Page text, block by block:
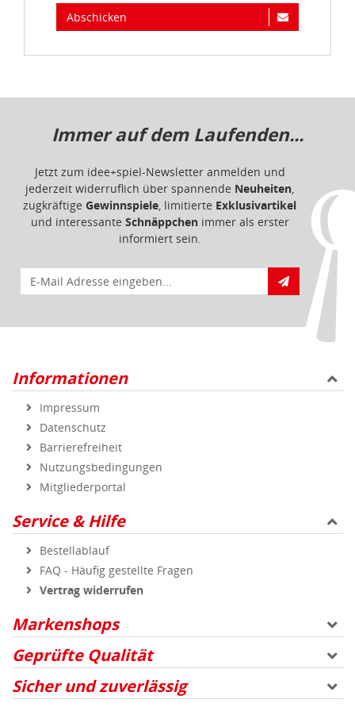
Abschicken
Immer auf dem Laufenden...
Jetzt zum idee+spiel-Newsletter anmelden und
jederzeit widerruflich über spannende Neuheiten,
zugkräftige Gewinnspiele, limitierte Exklusivartikel
und interessante Schnäppchenimmer als erster
informiert sein.
E-Mail für Newsletteranmeldung
Informationen
Impressum
Datenschutz
Barrierefreiheit
Nutzungsbedingungen
Mitgliederportal
Service & Hilfe
Bestellablauf
FAQ - Häufig gestellte Fragen
Vertrag widerrufen
Markenshops
Geprüfte Qualität
Sicher und zuverlässig